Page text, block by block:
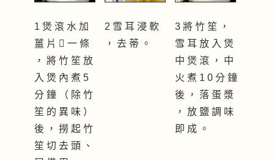
1 煲 滾 水 加
薑 片  一 條
， 將 竹 笙 放
入 煲 內 煮 5
分 鐘 （ 除 竹
笙 的 異 味 ）
後 ， 撈 起 竹
笙 切 去 頭 、
2 雪 耳 浸 軟
， 去 蒂 。
3 將 竹 笙 ，
雪 耳 放 入 煲
中 煲 滾 ， 中
火 煮 1 0 分 鐘
後 ， 落 蛋 漿
， 放 鹽 調 味
即 成 。